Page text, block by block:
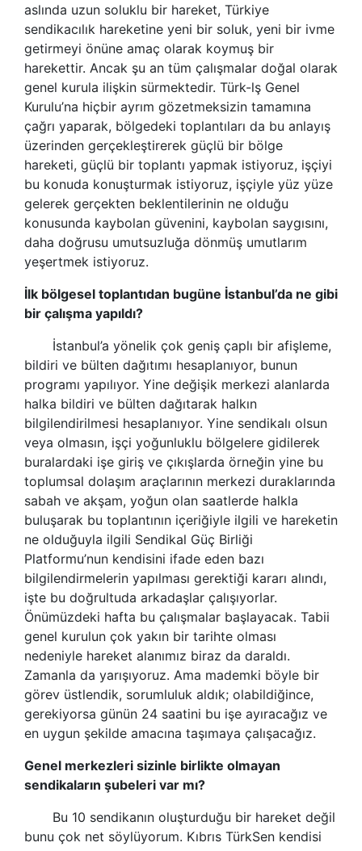
aslında uzun soluklu bir hareket, Türkiye
sendikacılık hareketine yeni bir soluk, yeni bir ivme
getirmeyi önüne amaç olarak koymuş bir
harekettir. Ancak şu an tüm çalışmalar doğal olarak
genel kurula ilişkin sürmektedir. Türk-lş Genel
Kurulu’na hiçbir ayrım gözetmeksizin tamamına
çağrı yaparak, bölgedeki toplantıları da bu anlayış
üzerinden gerçekleştirerek güçlü bir bölge
hareketi, güçlü bir toplantı yapmak istiyoruz, işçiyi
bu konuda konuşturmak istiyoruz, işçiyle yüz yüze
gelerek gerçekten beklentilerinin ne olduğu
konusunda kaybolan güvenini, kaybolan saygısını,
daha doğrusu umutsuzluğa dönmüş umutlarım
yeşertmek istiyoruz.
İlk bölgesel toplantıdan bugüne İstanbul’da ne gibi
bir çalışma yapıldı?
İstanbul’a yönelik çok geniş çaplı bir afişleme,
bildiri ve bülten dağıtımı hesaplanıyor, bunun
programı yapılıyor. Yine değişik merkezi alanlarda
halka bildiri ve bülten dağıtarak halkın
bilgilendirilmesi hesaplanıyor. Yine sendikalı olsun
veya olmasın, işçi yoğunluklu bölgelere gidilerek
buralardaki işe giriş ve çıkışlarda örneğin yine bu
toplumsal dolaşım araçlarının merkezi duraklarında
sabah ve akşam, yoğun olan saatlerde halkla
buluşarak bu toplantının içeriğiyle ilgili ve hareketin
ne olduğuyla ilgili Sendikal Güç Birliği
Platformu’nun kendisini ifade eden bazı
bilgilendirmelerin yapılması gerektiği kararı alındı,
işte bu doğrultuda arkadaşlar çalışıyorlar.
Önümüzdeki hafta bu çalışmalar başlayacak. Tabii
genel kurulun çok yakın bir tarihte olması
nedeniyle hareket alanımız biraz da daraldı.
Zamanla da yarışıyoruz. Ama mademki böyle bir
görev üstlendik, sorumluluk aldık; olabildiğince,
gerekiyorsa günün 24 saatini bu işe ayıracağız ve
en uygun şekilde amacına taşımaya çalışacağız.
Genel merkezleri sizinle birlikte olmayan
sendikaların şubeleri var mı?
Bu 10 sendikanın oluşturduğu bir hareket değil
bunu çok net söylüyorum. Kıbrıs TürkSen kendisi